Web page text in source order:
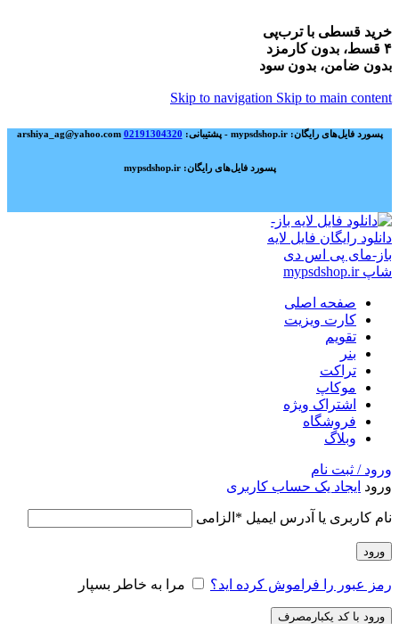
خرید قسطی با ترب‌پی
۴ قسط، بدون کارمزد
بدون ضامن، بدون سود
Skip to navigation Skip to main content
پسورد فایل‌های رایگان: mypsdshop.ir - پشتیبانی: arshiya_ag@yahoo.com 02191304320
پسورد فایل‌های رایگان: mypsdshop.ir
صفحه اصلی
کارت ویزیت
تقویم
بنر
تراکت
موکاپ
اشتراک ویژه
فروشگاه
وبلاگ
ورود / ثبت نام
ورود ایجاد یک حساب کاربری
نام کاربری یا آدرس ایمیل * الزامی
ورود
رمز عبور را فراموش کرده اید؟ مرا به خاطر بسپار
ورود با کد یکبارمصرف